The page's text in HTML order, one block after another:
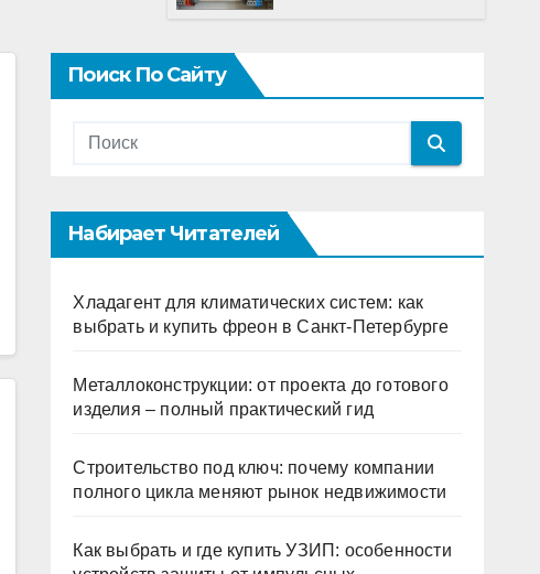
особенности
Поиск По Сайту
Набирает Читателей
Хладагент для климатических систем: как
выбрать и купить фреон в Санкт-Петербурге
Металлоконструкции: от проекта до готового
изделия – полный практический гид
Строительство под ключ: почему компании
полного цикла меняют рынок недвижимости
Как выбрать и где купить УЗИП: особенности